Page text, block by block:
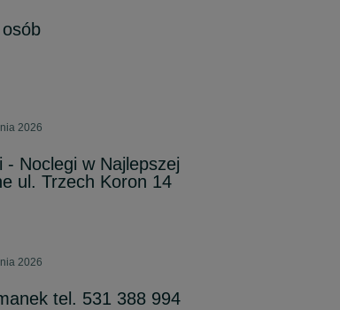
2026
Noclegi w Najlepszej
ul. Trzech Koron 14
2026
tel. 531 388 994